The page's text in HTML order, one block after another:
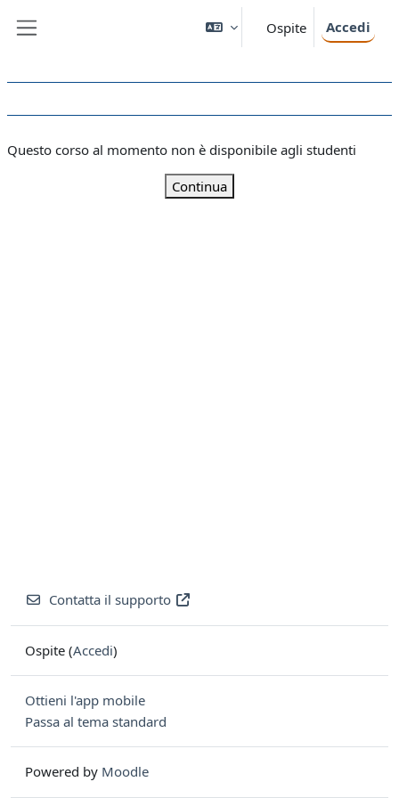
Ospite Accedi
Questo corso al momento non è disponibile agli studenti
Continua
Contatta il supporto
Ospite (Accedi)
Ottieni l'app mobile
Passa al tema standard
Powered by Moodle